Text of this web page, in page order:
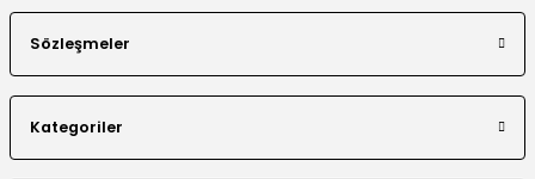
Sözleşmeler
Kategoriler